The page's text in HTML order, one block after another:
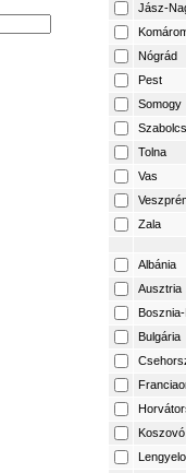
Jász-
Nógrád
Pest
Somogy
Tolna
Vas
Zala
Albánia
Ausztria
Bulgária
Koszovó